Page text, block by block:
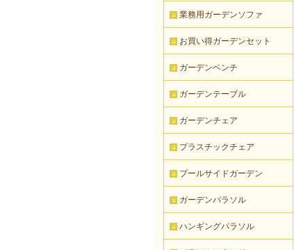
業務用ガーデンソファ
お買い得ガーデンセット
ガーデンベンチ
ガーデンテーブル
ガーデンチェア
プラスチックチェア
プールサイドガーデン
ガーデンパラソル
ハンギングパラソル